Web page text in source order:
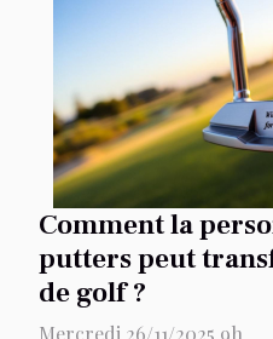
Comment la
putters peut
de golf ?
Mercredi 26/11/2025 9h